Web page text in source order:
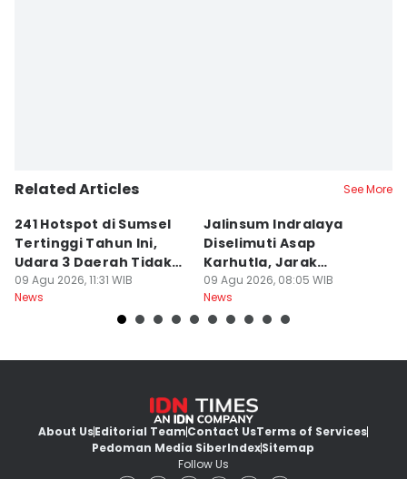
Related Articles See More
241 Hotspot di Sumsel
Tertinggi Tahun Ini,
Udara 3 Daerah Tidak
Sehat
09 Agu 2026, 11:31 WIB
News
Jalinsum Indralaya
Diselimuti Asap
Karhutla, Jarak
Pandang 30 Meter
09 Agu 2026, 08:05 WIB
News
About UsEditorial TeamContact UsTerms of Services
Pedoman Media SiberIndexSitemap
Follow Us